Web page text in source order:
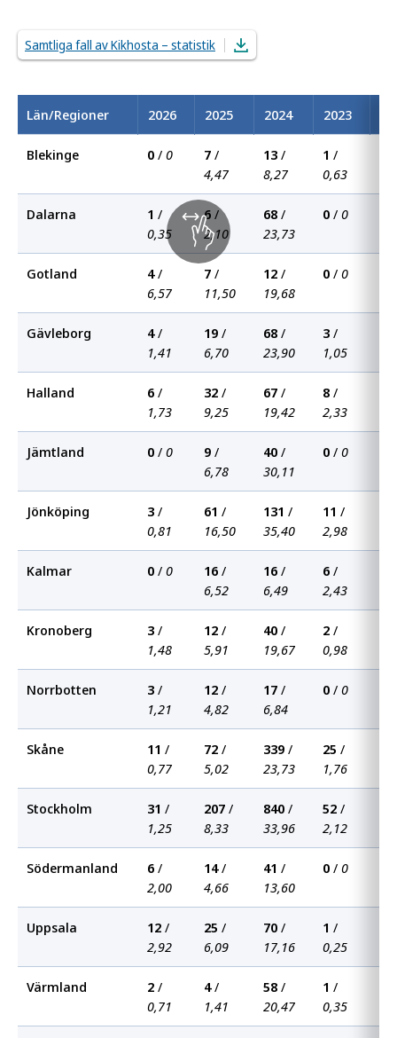
Samtliga fall av Kikhosta – statistik
Län/Regioner 2026 2025 2024 2023
Blekinge 0 / 0 7 /
4,47
13 /
8,27
1 /
0,63
Dalarna 1 /
0,35
6 /
2,10
68 /
23,73
0 / 0
Gotland 4/
6,57
7 /
11,50
12 /
19,68
0 / 0
Gävleborg 4/
1,41
19 /
6,70
68 /
23,90
3 /
1,05
Halland 6 /
1,73
32 /
9,25
67 /
19,42
8 /
2,33
Jämtland 0 / 0 9 /
6,78
40 /
30,11
0 / 0
Jönköping 3 /
0,81
61 /
16,50
131 /
35,40
11 /
2,98
Kalmar 0 / 0 16 /
6,52
16 /
6,49
6 /
2,43
Kronoberg 3 /
1,48
12 /
5,91
40 /
19,67
2 /
0,98
Norrbotten 3 /
1,21
12 /
4,82
17 /
6,84
0 / 0
Skåne 11 /
0,77
72 /
5,02
339 /
23,73
25 /
1,76
Stockholm 31 /
1,25
207 /
8,33
840 /
33,96
52 /
2,12
Södermanland 6 /
2,00
14/
4,66
41 /
13,60
0 / 0
Uppsala 12 /
2,92
25 /
6,09
70 /
17,16
1 /
0,25
Värmland 2 /
0,71
4/
1,41
58 /
20,47
1 /
0,35